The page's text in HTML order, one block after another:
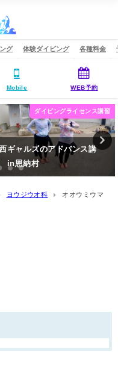
グ 体験ダイビング 各種料金
Mobile WEB予約
PADI オープンウォーター講習
PADI オープン・ウォー
・ダイバー講習 🔰
ヨウジウオ科 オオウミウマ